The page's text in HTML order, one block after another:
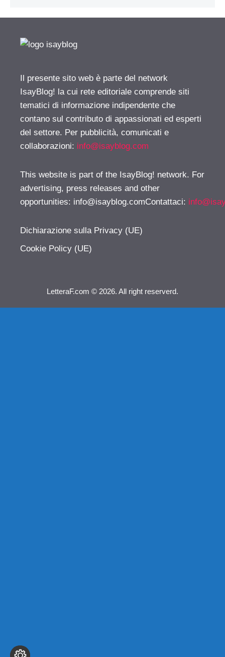
Il presente sito web è parte del network
IsayBlog! la cui rete editoriale comprende siti
tematici di informazione indipendente che
contano sul contributo di appassionati ed esperti
del settore. Per pubblicità, comunicati e
collaborazioni: info@isayblog.com
This website is part of the IsayBlog! network. For
advertising, press releases and other
opportunities: info@isayblog.comContattaci:
Dichiarazione sulla Privacy (UE)
Cookie Policy (UE)
LetteraF.com © 2026. All right reserverd.